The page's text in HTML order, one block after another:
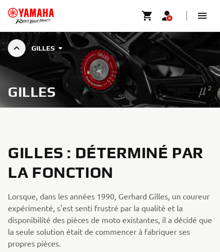
GILLES
GILLES
GILLES : DÉTERMINÉ PAR
LA FONCTION
Lorsque, dans les années 1990, Gerhard Gilles, un coureur
expérimenté, s'est senti frustré par la qualité et la
disponibilité des pièces de moto existantes, il a décidé que
la seule solution était de commencer à fabriquer ses
propres pièces.